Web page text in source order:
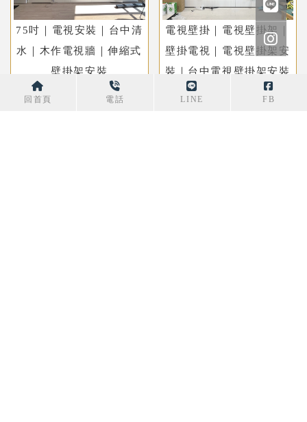
75吋｜電視安裝｜台中清
水｜木作電視牆｜伸縮式
壁掛架安裝
電視壁掛｜電視壁掛架｜
壁掛電視｜電視壁掛架安
裝｜台中電視壁掛架安裝
｜豐原電視壁掛架安裝｜
回首頁 電話 LINE FB